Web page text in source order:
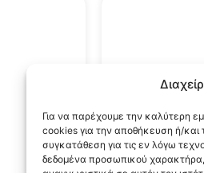
Για να παρέχουμε την καλύτερη
cookies για την αποθήκευση ή/
συγκατάθεση για τις εν λόγω
δεδομένα προσωπικού